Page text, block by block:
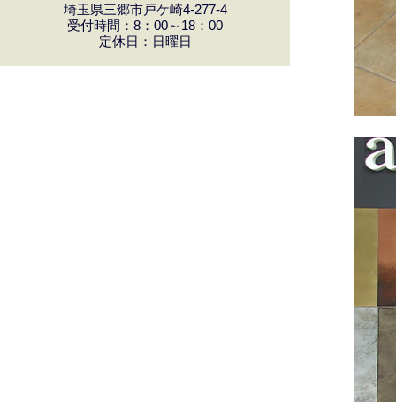
埼玉県三郷市戸ケ崎4-277-4
受付時間：8：00～18：00
定休日：日曜日